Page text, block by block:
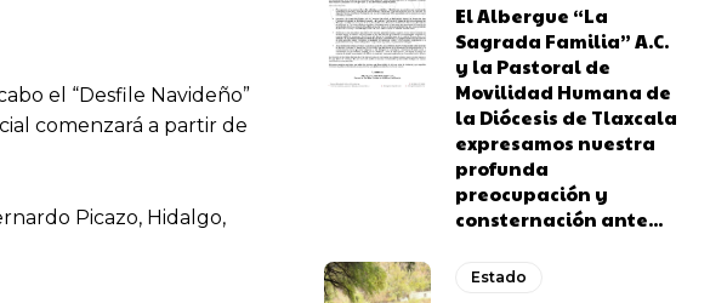
el “Desfile Navideño”
comenzará a partir de
Picazo, Hidalgo,
El Albergue “La
Sagrada Familia” A.C.
y la Pastoral de
Movilidad Humana de
la Diócesis de Tlaxcala
expresamos nuestra
profunda
preocupación y
consternación ante...
Estado